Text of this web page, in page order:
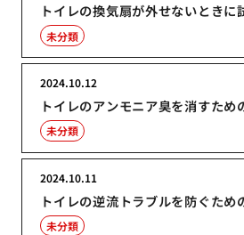
トイレの換気扇が外せないときに
未分類
トイレのアンモニア臭を消すため
2024.10.12
未分類
トイレの逆流トラブルを防ぐため
2024.10.11
未分類